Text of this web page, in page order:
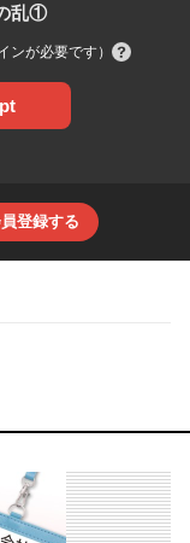
乱①
ンが必要です）
登録する